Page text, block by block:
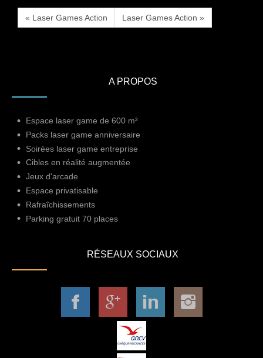
« Laser Games Action Laser Games Action »
A PROPOS
Espace laser game de 600 m²
Packs laser game anniversaire
Soirées laser game entreprise
Cibles en réalité augmentée
Jeux d'arcade
Espace privatisable
Rafraîchissements
Parking gratuit 70 places
RÉSEAUX SOCIAUX